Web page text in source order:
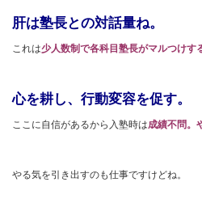
肝は塾長との対話量ね。
これは少人数制で各科目塾長がマルつけす
心を耕し、行動変容を促す。
ここに自信があるから入塾時は成績不問。
やる気を引き出すのも仕事ですけどね。